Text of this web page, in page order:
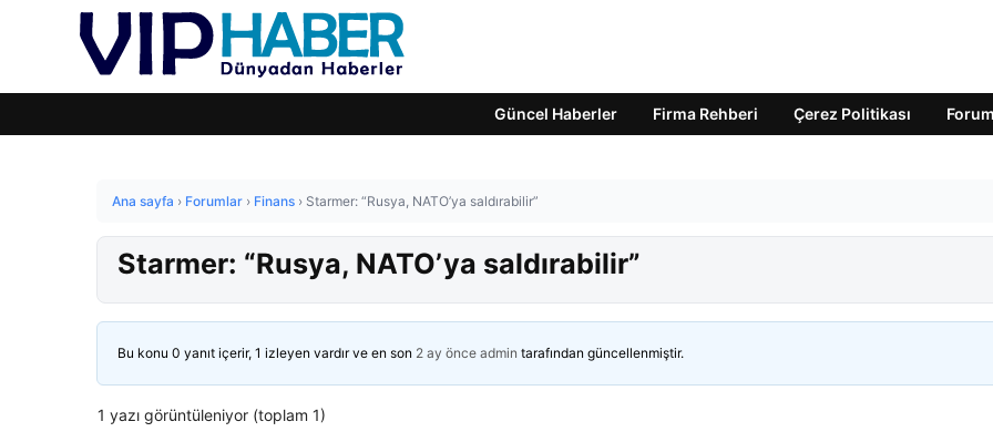
Güncel Haberler Firma Rehberi Çerez Politikası Forum
Ana sayfa › Forumlar › Finans › Starmer: “Rusya, NATO’ya saldırabilir”
Starmer: “Rusya, NATO’ya saldırabilir”
Bu konu 0 yanıt içerir, 1 izleyen vardır ve en son 2 ay önce admin tarafından güncellenmiştir.
1 yazı görüntüleniyor (toplam 1)